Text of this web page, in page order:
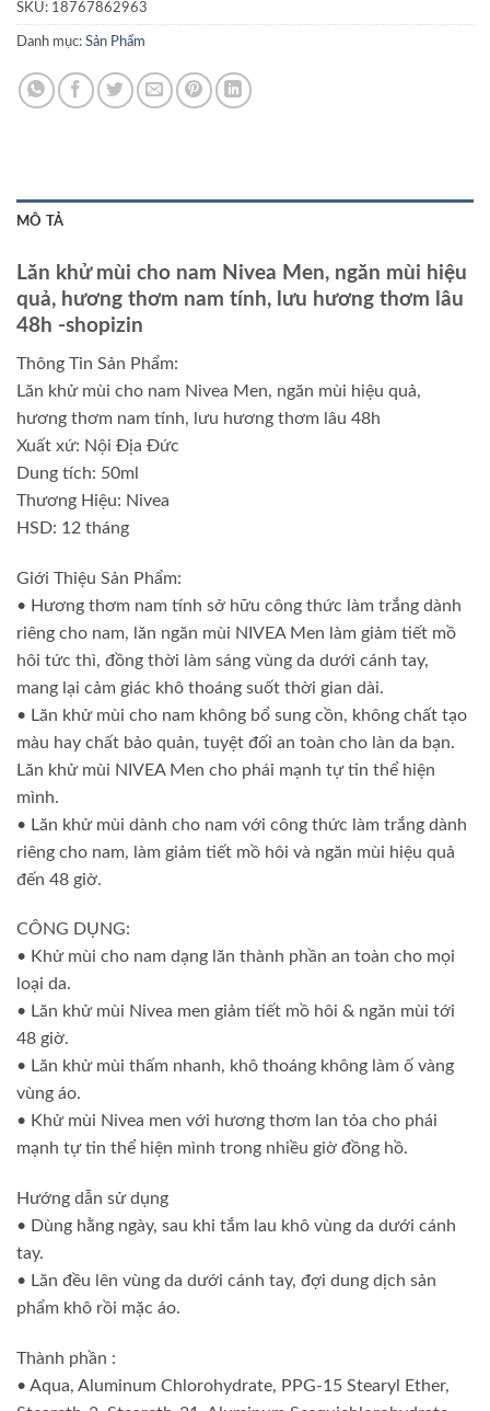
SKU: 18767862963
Danh mục: Sản Phẩm
MÔ TẢ
Lăn khử mùi cho nam Nivea Men, ngăn mùi hiệu
quả, hương thơm nam tính, lưu hương thơm lâu
48h -shopizin
Thông Tin Sản Phẩm:
Lăn khử mùi cho nam Nivea Men, ngăn mùi hiệu quả,
hương thơm nam tính, lưu hương thơm lâu 48h
Xuất xứ: Nội Địa Đức
Dung tích: 50ml
Thương Hiệu: Nivea
HSD: 12 tháng
Giới Thiệu Sản Phẩm:
• Hương thơm nam tính sở hữu công thức làm trắng dành
riêng cho nam, lăn ngăn mùi NIVEA Men làm giảm tiết mồ
hôi tức thì, đồng thời làm sáng vùng da dưới cánh tay,
mang lại cảm giác khô thoáng suốt thời gian dài.
• Lăn khử mùi cho nam không bổ sung cồn, không chất tạo
màu hay chất bảo quản, tuyệt đối an toàn cho làn da bạn.
Lăn khử mùi NIVEA Men cho phái mạnh tự tin thể hiện
mình.
• Lăn khử mùi dành cho nam với công thức làm trắng dành
riêng cho nam, làm giảm tiết mồ hôi và ngăn mùi hiệu quả
đến 48 giờ.
CÔNG DỤNG:
• Khử mùi cho nam dạng lăn thành phần an toàn cho mọi
loại da.
• Lăn khử mùi Nivea men giảm tiết mồ hôi & ngăn mùi tới
48 giờ.
• Lăn khử mùi thấm nhanh, khô thoáng không làm ố vàng
vùng áo.
• Khử mùi Nivea men với hương thơm lan tỏa cho phái
mạnh tự tin thể hiện mình trong nhiều giờ đồng hồ.
Hướng dẫn sử dụng
• Dùng hằng ngày, sau khi tắm lau khô vùng da dưới cánh
tay.
• Lăn đều lên vùng da dưới cánh tay, đợi dung dịch sản
phẩm khô rồi mặc áo.
Thành phần :
• Aqua, Aluminum Chlorohydrate, PPG-15 Stearyl Ether,